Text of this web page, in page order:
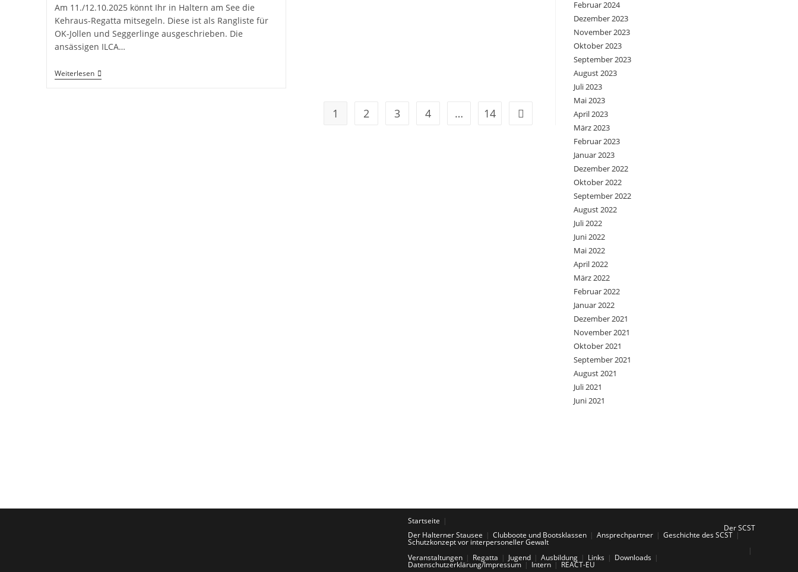
Am 11./12.10.2025 könnt Ihr in Haltern am See die
Kehraus-Regatta mitsegeln. Diese ist als Rangliste für
OK-Jollen und Seggerlinge ausgeschrieben. Die
ansässigen ILCA…
WeiterlesenKehraus
2025
1 2 3 4 … 14 Gehe zur nächsten Seite
Februar 2024
Dezember 2023
November 2023
Oktober 2023
September 2023
August 2023
Juli 2023
Mai 2023
April 2023
März 2023
Februar 2023
Januar 2023
Dezember 2022
Oktober 2022
September 2022
August 2022
Juli 2022
Juni 2022
Mai 2022
April 2022
März 2022
Februar 2022
Januar 2022
Dezember 2021
November 2021
Oktober 2021
September 2021
August 2021
Juli 2021
Juni 2021
Startseite
Der SCST
Der Halterner Stausee Clubboote und Bootsklassen Ansprechpartner Geschichte des SCST
Schutzkonzept vor interpersoneller Gewalt
Veranstaltungen
Regatta Jugend Ausbildung Links Downloads
Datenschutzerklärung/Impressum Intern REACT-EU